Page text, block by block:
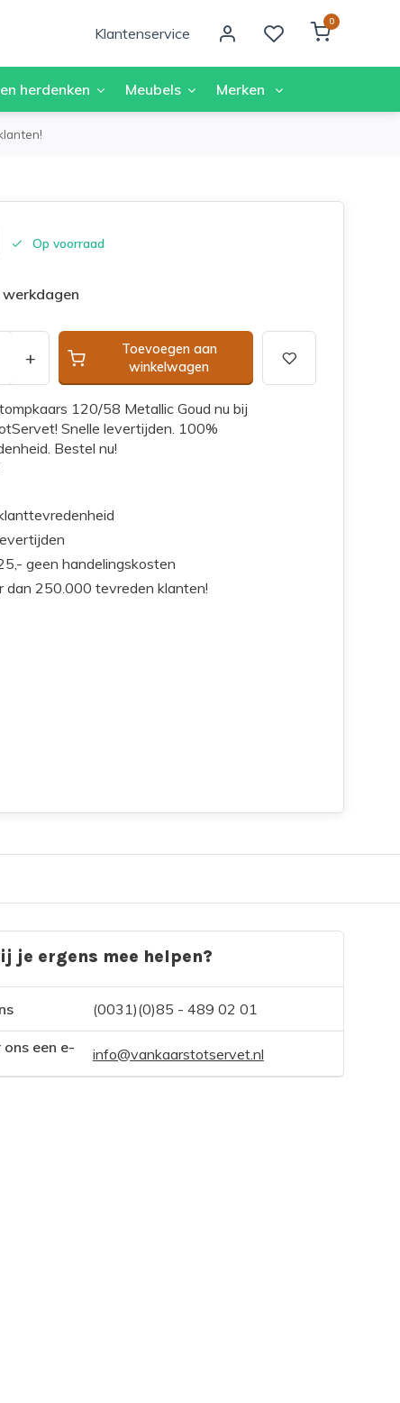
Klantenservice
0
herdenken Meubels Merken
Op voorraad
+
Toevoegen aan
winkelwagen
120/58 Metallic Goud nu bij
Snelle levertijden. 100%
Bestel nu!
geen handelingskosten
dan 250.000 tevreden klanten!
je ergens mee helpen?
(0031)(0)85 - 489 02 01
ons een e-
info@vankaarstotservet.nl